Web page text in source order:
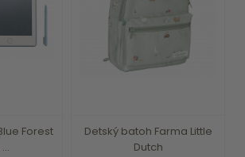
Forest
Detský batoh Farma Little
Dutch